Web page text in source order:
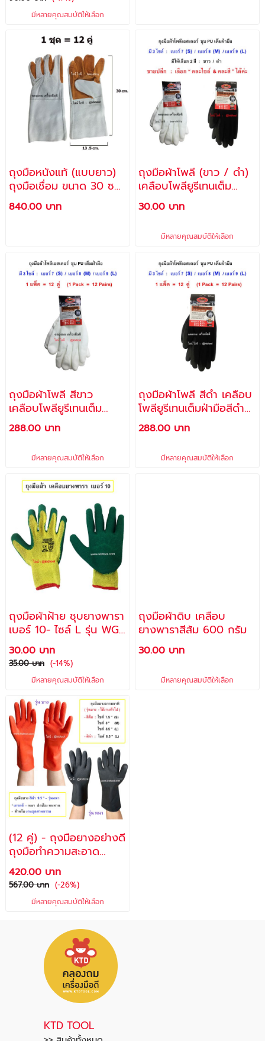
มีหลายคุณสมบัติให้เลือก
ถุงมือหนังแท้ (แบบยาว)
ถุงมือเชื่อม ขนาด 30 ซม.
840.00 บาท
ถุงมือผ้าโพลี (ขาว / ดำ)
เคลือบโพลียูรีเทนเต็ม
ฝ่ามือ ไซล์ S, M, L (1 คู่)
30.00 บาท
มีหลายคุณสมบัติให้เลือก
ถุงมือผ้าโพลี สีขาว
เคลือบโพลียูรีเทนเต็ม
ฝ่ามือสีขาว ไซล์ S (No.7)
, M (No.8), L (No.9) /
288.00 บาท
มีหลายคุณสมบัติให้เลือก
ถุงมือผ้าโพลี สีดำ เคลือบ
โพลียูรีเทนเต็มฝ่ามือสีดำ
ไซล์ S (No.7) , M (No.8)
, L (No.9) - (12 คู่- สีดำ)
288.00 บาท
มีหลายคุณสมบัติให้เลือก
ถุงมือผ้าฝ้าย ชุบยางพารา
เบอร์ 10- ไซล์ L รุ่น WG-
1950 / ALLWAYS
30.00 บาท
35.00 บาท (-14%)
มีหลายคุณสมบัติให้เลือก
ถุงมือผ้าดิบ เคลือบ
ยางพาราสีส้ม 600 กรัม
30.00 บาท
มีหลายคุณสมบัติให้เลือก
(12 คู่) - ถุงมือยางอย่างดี
ถุงมือทำความสะอาด
ถุงมือแม่บ้าน ถุงมืองาน
อุตสาหกรรม ใส่นุ่มสบาย
420.00 บาท
567.00 บาท (-26%)
มีหลายคุณสมบัติให้เลือก
KTD TOOL